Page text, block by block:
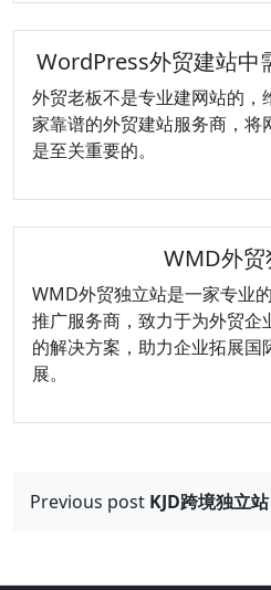
WordPress外贸建站中
外贸老板不是专业建网站的，
家靠谱的外贸建站服务商，将
是至关重要的。
WMD外
WMD外贸独立站是一家专业
推广服务商，致力于为外贸企
的解决方案，助力企业拓展国
展。
文
章Previous post KJD跨境独立站